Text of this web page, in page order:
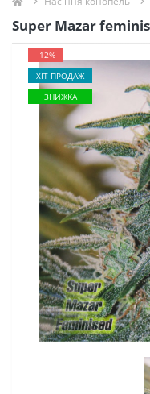
Super Mazar
-12%
ХІТ ПРОДАЖ
ЗНИЖКА